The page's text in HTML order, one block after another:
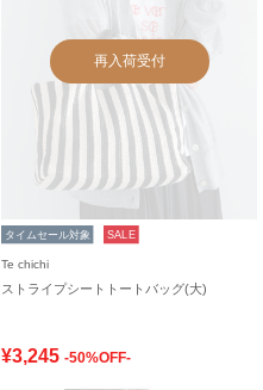
再入荷受付
タイムセール対象 SALE
Te chichi
ストライプシートトートバッグ(大)
¥3,245 -50%OFF-